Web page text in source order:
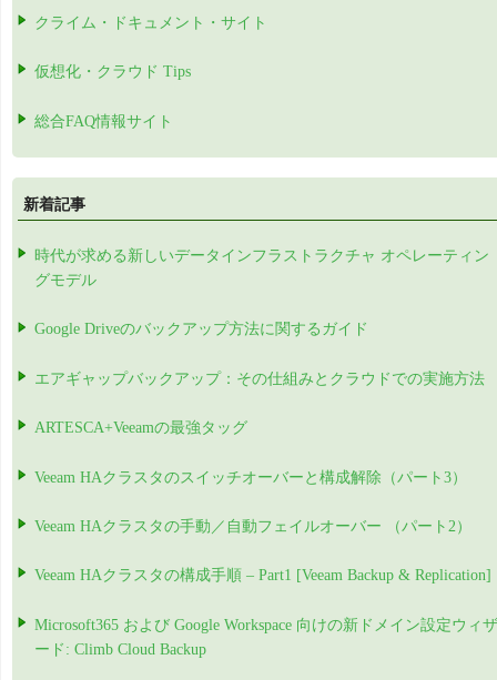
クライム・ドキュメント・サイト
仮想化・クラウド Tips
総合FAQ情報サイト
新着記事
時代が求める新しいデータインフラストラクチャ オペレーティン
グモデル
Google Driveのバックアップ方法に関するガイド
エアギャップバックアップ：その仕組みとクラウドでの実施方法
ARTESCA+Veeamの最強タッグ
Veeam HAクラスタのスイッチオーバーと構成解除（パート3）
Veeam HAクラスタの手動／自動フェイルオーバー （パート2）
Veeam HAクラスタの構成手順 – Part1 [Veeam Backup & Replication]
Microsoft365 および Google Workspace 向けの新ドメイン設定ウィザ
ード: Climb Cloud Backup